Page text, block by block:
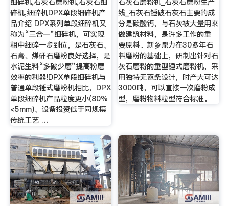
碎机,细碎机DPX单段细碎机产
品介绍 DPX系列单段细碎机又
称为“三合一”细碎机，可实现
粗中细碎一步到位，是石灰石、
石膏、煤矸石磨粉良好选择，是
水泥生料“多破少磨”提高粉磨
效率的利器!DPX单段细碎机与
普通单段锤式磨粉机相比，DPX
单段细碎机产品粒度更小(80%
<5mm)、设备投资低于同规模
传统工艺 …
线_石灰石锤破石灰石主要的成
分是碳酸钙，与石灰被大量用来
做建筑材料，是许多工作的重
要原料。新乡鼎力在30多年石
料磨粉的基础上，研制出针对石
灰石磨粉的重型锤式磨粉机，采
用独特无蓖条设计，时产大可达
3000吨，可以直接一次磨粉成
型，磨粉物料粒型符合标准。